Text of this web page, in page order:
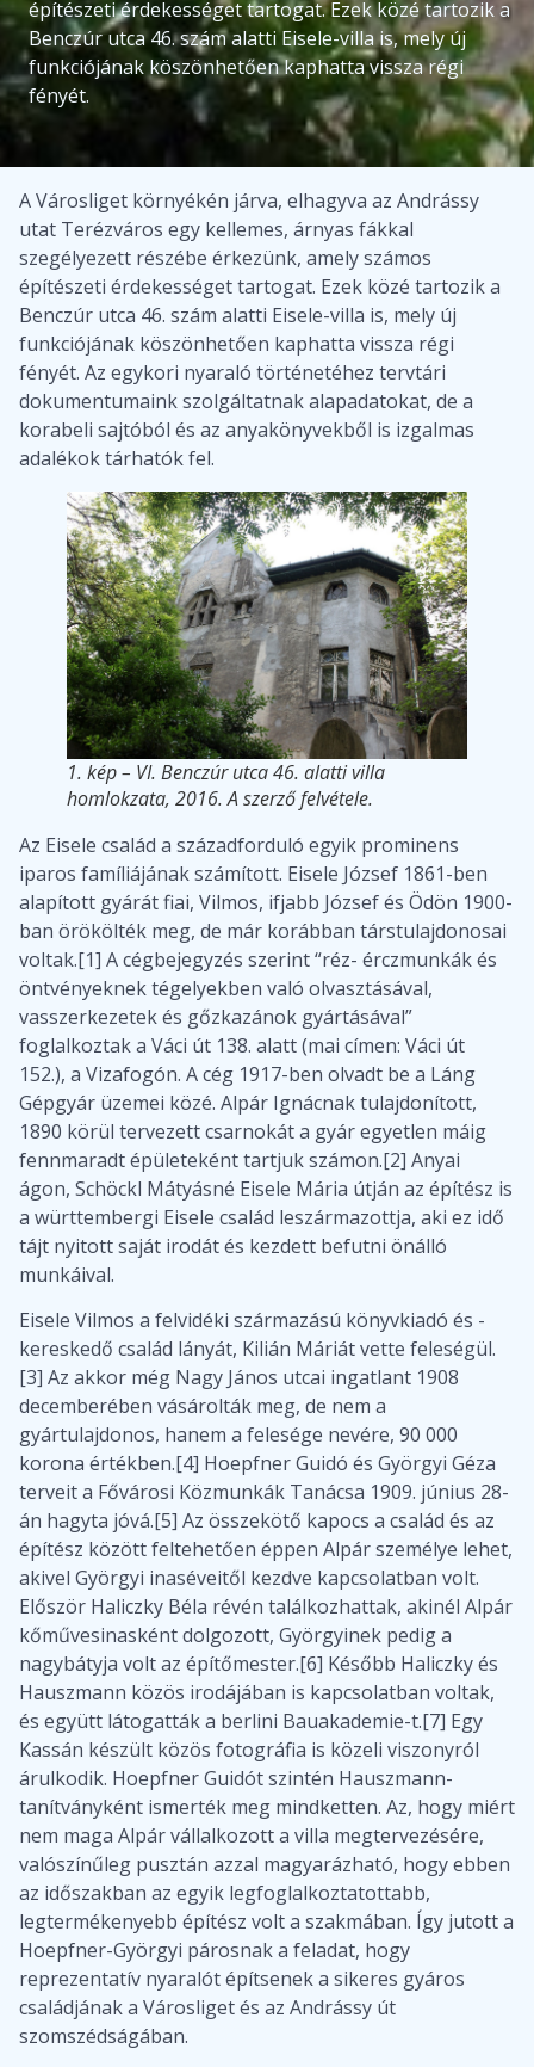
építészeti érdekességet tartogat. Ezek közé tartozik a
Benczúr utca 46. szám alatti Eisele-villa is, mely új
funkciójának köszönhetően kaphatta vissza régi
fényét.
A Városliget környékén járva, elhagyva az Andrássy
utat Terézváros egy kellemes, árnyas fákkal
szegélyezett részébe érkezünk, amely számos
építészeti érdekességet tartogat. Ezek közé tartozik a
Benczúr utca 46. szám alatti Eisele-villa is, mely új
funkciójának köszönhetően kaphatta vissza régi
fényét. Az egykori nyaraló történetéhez tervtári
dokumentumaink szolgáltatnak alapadatokat, de a
korabeli sajtóból és az anyakönyvekből is izgalmas
adalékok tárhatók fel.
1. kép – VI. Benczúr utca 46. alatti villa
homlokzata, 2016. A szerző felvétele.
Az Eisele család a századforduló egyik prominens
iparos famíliájának számított. Eisele József 1861-ben
alapított gyárát fiai, Vilmos, ifjabb József és Ödön 1900-
ban örökölték meg, de már korábban társtulajdonosai
voltak.[1] A cégbejegyzés szerint “réz- érczmunkák és
öntvényeknek tégelyekben való olvasztásával,
vasszerkezetek és gőzkazánok gyártásával”
foglalkoztak a Váci út 138. alatt (mai címen: Váci út
152.), a Vizafogón. A cég 1917-ben olvadt be a Láng
Gépgyár üzemei közé. Alpár Ignácnak tulajdonított,
1890 körül tervezett csarnokát a gyár egyetlen máig
fennmaradt épületeként tartjuk számon.[2] Anyai
ágon, Schöckl Mátyásné Eisele Mária útján az építész is
a württembergi Eisele család leszármazottja, aki ez idő
tájt nyitott saját irodát és kezdett befutni önálló
munkáival.
Eisele Vilmos a felvidéki származású könyvkiadó és -
kereskedő család lányát, Kilián Máriát vette feleségül.
[3] Az akkor még Nagy János utcai ingatlant 1908
decemberében vásárolták meg, de nem a
gyártulajdonos, hanem a felesége nevére, 90 000
korona értékben.[4] Hoepfner Guidó és Györgyi Géza
terveit a Fővárosi Közmunkák Tanácsa 1909. június 28-
án hagyta jóvá.[5] Az összekötő kapocs a család és az
építész között feltehetően éppen Alpár személye lehet,
akivel Györgyi inaséveitől kezdve kapcsolatban volt.
Először Haliczky Béla révén találkozhattak, akinél Alpár
kőművesinasként dolgozott, Györgyinek pedig a
nagybátyja volt az építőmester.[6] Később Haliczky és
Hauszmann közös irodájában is kapcsolatban voltak,
és együtt látogatták a berlini Bauakademie-t.[7] Egy
Kassán készült közös fotográfia is közeli viszonyról
árulkodik. Hoepfner Guidót szintén Hauszmann-
tanítványként ismerték meg mindketten. Az, hogy miért
nem maga Alpár vállalkozott a villa megtervezésére,
valószínűleg pusztán azzal magyarázható, hogy ebben
az időszakban az egyik legfoglalkoztatottabb,
legtermékenyebb építész volt a szakmában. Így jutott a
Hoepfner-Györgyi párosnak a feladat, hogy
reprezentatív nyaralót építsenek a sikeres gyáros
családjának a Városliget és az Andrássy út
szomszédságában.